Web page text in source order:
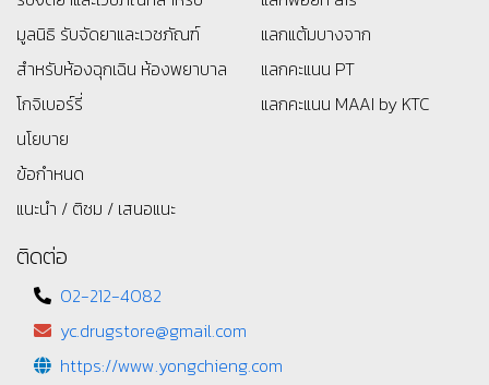
มูลนิธิ รับจัดยาและเวชภัณฑ์
สำหรับห้องฉุกเฉิน ห้องพยาบาล
โกจิเบอร์รี่
นโยบาย
ข้อกำหนด
แนะนำ / ติชม / เสนอแนะ
แลกแต้มบางจาก
แลกคะแนน PT
แลกคะแนน MAAI by KTC
ติดต่อ
02-212-4082
yc.drugstore@gmail.com
https://www.yongchieng.com